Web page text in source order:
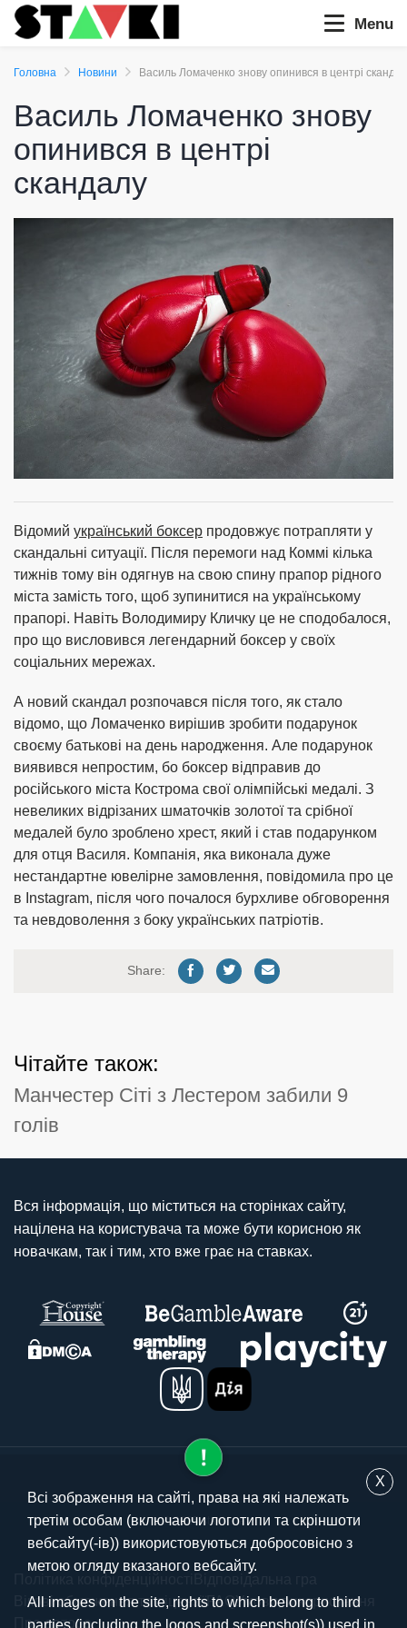
Menu
Головна Новини Василь Ломаченко знову опинився в центрі
Василь Ломаченко знову
опинився в центрі
скандалу
Відомий український боксер продовжує потрапляти у
скандальні ситуації. Після перемоги над Коммі кілька
тижнів тому він одягнув на свою спину прапор рідного
міста замість того, щоб зупинитися на українському
прапорі. Навіть Володимиру Кличку це не сподобалося,
про що висловився легендарний боксер у своїх
соціальних мережах.
А новий скандал розпочався після того, як стало
відомо, що Ломаченко вирішив зробити подарунок
своєму батькові на день народження. Але подарунок
виявився непростим, бо боксер відправив до
російського міста Кострома свої олімпійські медалі. З
невеликих відрізаних шматочків золотої та срібної
медалей було зроблено хрест, який і став подарунком
для отця Василя. Компанія, яка виконала дуже
нестандартне ювелірне замовлення, повідомила про це
в Instagram, після чого почалося бурхливе обговорення
та невдоволення з боку українських патріотів.
Share:
Чітайте також:
Манчестер Сіті з Лестером забили 9
голів
Вся інформація, що міститься на сторінках сайту,
націлена на користувача та може бути корисною як
новачкам, так і тим, хто вже грає на ставках.
© 2025 stavki.ua
Вікові обмеження та ліцензіїFAQУмови використання
Про автора
X
Всі зображення на сайті, права на які належать
третім особам (включаючи логотипи та скріншоти
вебсайту(-ів)) використовуються добросовісно з
метою огляду вказаного вебсайту.
All images on the site, rights to which belong to third
parties (including the logos and screenshot(s)) used in